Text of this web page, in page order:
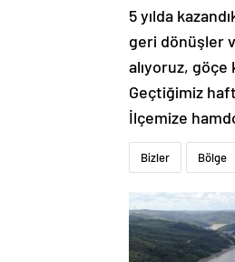
5 yılda
geri dönüşler
alıyoruz, göçe
Geçtiğimiz
İlçemize
Bizler Bölge